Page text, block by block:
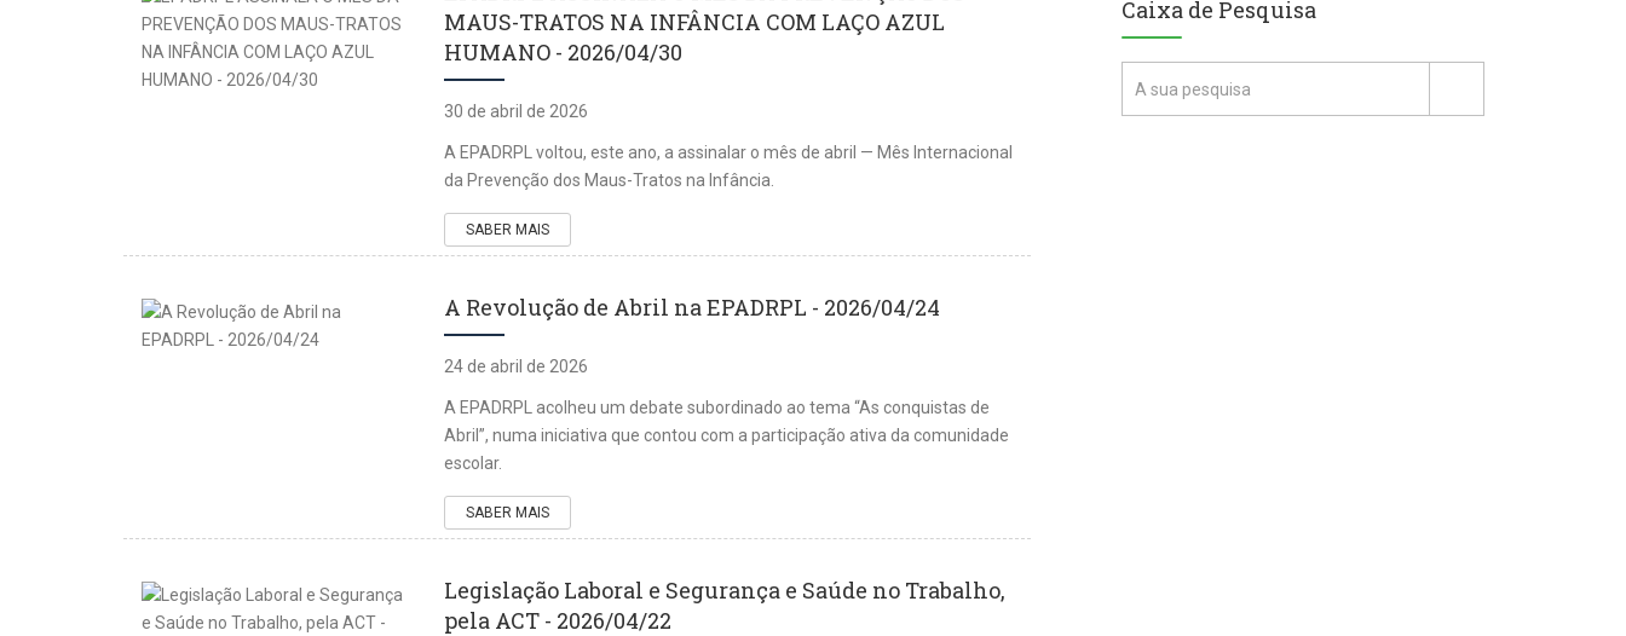
MAUS-TRATOS NA INFÂNCIA COM LAÇO AZUL
HUMANO - 2026/04/30
30 de abril de 2026
A EPADRPL voltou, este ano, a assinalar o mês de abril — Mês Internacional
da Prevenção dos Maus-Tratos na Infância.
SABER MAIS
A Revolução de Abril na EPADRPL - 2026/04/24
24 de abril de 2026
A EPADRPL acolheu um debate subordinado ao tema “As conquistas de
Abril”, numa iniciativa que contou com a participação ativa da comunidade
escolar.
SABER MAIS
Legislação Laboral e Segurança e Saúde no Trabalho,
pela ACT - 2026/04/22
Caixa de Pesquisa